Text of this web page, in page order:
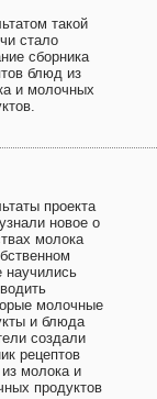
такой
стало
сборника
блюд из
и молочных
проекта
новое о
молока
научились
молочные
и блюда
создали
рецептов
молока и
продуктов